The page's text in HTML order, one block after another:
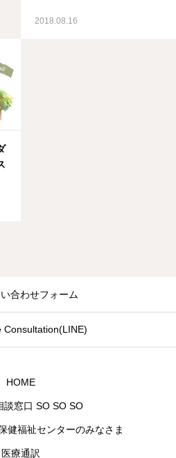
2018.08.16
合わせフォーム
Consultation(LINE)
HOME
談窓口 SO SO SO
健福祉センターのみなさま
医療通訳